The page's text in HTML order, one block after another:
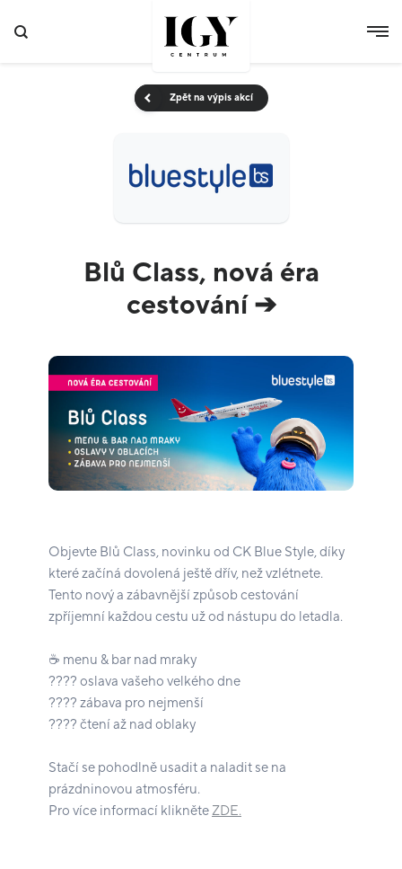
Zpět na výpis akcí
Blů Class, nová éra
cestování ➔
Objevte Blů Class, novinku od CK Blue Style, díky
které začíná dovolená ještě dřív, než vzlétnete.
Tento nový a zábavnější způsob cestování
zpříjemní každou cestu už od nástupu do letadla.
☕ menu & bar nad mraky
???? oslava vašeho velkého dne
????️ zábava pro nejmenší
???? čtení až nad oblaky
Stačí se pohodlně usadit a naladit se na
prázdninovou atmosféru.
Pro více informací klikněteZDE.